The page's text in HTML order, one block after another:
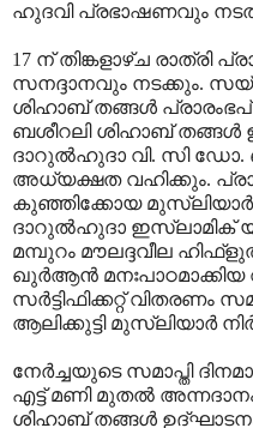
ഹുദവി പ്രഭാഷണവും
17 ന് തിങ്കളാഴ്ച രാത്രി
സനദ്ദാനവും നടക്കും.
ശിഹാബ് തങ്ങള്‍
ബശീറലി ശിഹാബ് തങ്ങള്‍
ദാറുല്‍ഹുദാ വി. സി ഡോ.
അധ്യക്ഷത വഹിക്കും.
കുഞ്ഞിക്കോയ
ദാറുല്‍ഹുദാ ഇസ്‌ലാമിക്
മമ്പുറം മൗലദ്ദവീല
ഖുര്‍ആന്‍ മനഃപാഠമാക്കിയ
സര്‍ട്ടിഫിക്കറ്റ് വിതരണം
ആലിക്കുട്ടി മുസ്‌ലിയാര്‍
നേര്‍ച്ചയുടെ സമാപ്തി
എട്ട് മണി മുതല്‍
ശിഹാബ് തങ്ങള്‍